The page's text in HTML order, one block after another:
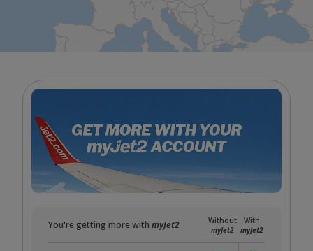
You're getting more with myJet2
Without
myJet2
With
myJet2